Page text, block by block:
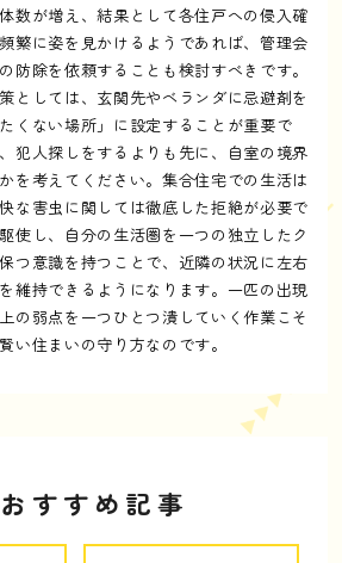
数が増え、結果として各住戸への侵入確
繁に姿を見かけるようであれば、管理会
防除を依頼することも検討すべきです。
としては、玄関先やベランダに忌避剤を
くない場所」に設定することが重要で
犯人探しをするよりも先に、自室の境界
を考えてください。集合住宅での生活は
な害虫に関しては徹底した拒絶が必要で
使し、自分の生活圏を一つの独立したク
つ意識を持つことで、近隣の状況に左右
維持できるようになります。一匹の出現
の弱点を一つひとつ潰していく作業こそ
い住まいの守り方なのです。
おすすめ記事